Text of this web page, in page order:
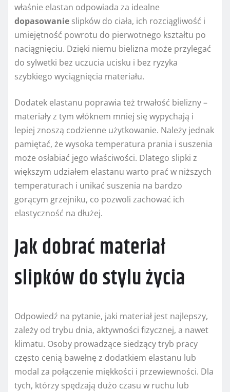
właśnie elastan odpowiada za idealne
dopasowanie slipków do ciała, ich rozciągliwość i
umiejętność powrotu do pierwotnego kształtu po
naciągnięciu. Dzięki niemu bielizna może przylegać
do sylwetki bez uczucia ucisku i bez ryzyka
szybkiego wyciągnięcia materiału.
Dodatek elastanu poprawia też trwałość bielizny –
materiały z tym włóknem mniej się wypychają i
lepiej znoszą codzienne użytkowanie. Należy jednak
pamiętać, że wysoka temperatura prania i suszenia
może osłabiać jego właściwości. Dlatego slipki z
większym udziałem elastanu warto prać w niższych
temperaturach i unikać suszenia na bardzo
gorącym grzejniku, co pozwoli zachować ich
elastyczność na dłużej.
Jak dobrać materiał
slipków do stylu życia
Odpowiedź na pytanie, jaki materiał jest najlepszy,
zależy od trybu dnia, aktywności fizycznej, a nawet
klimatu. Osoby prowadzące siedzący tryb pracy
często cenią bawełnę z dodatkiem elastanu lub
modal za połączenie miękkości i przewiewności. Dla
tych, którzy spędzają dużo czasu w ruchu lub